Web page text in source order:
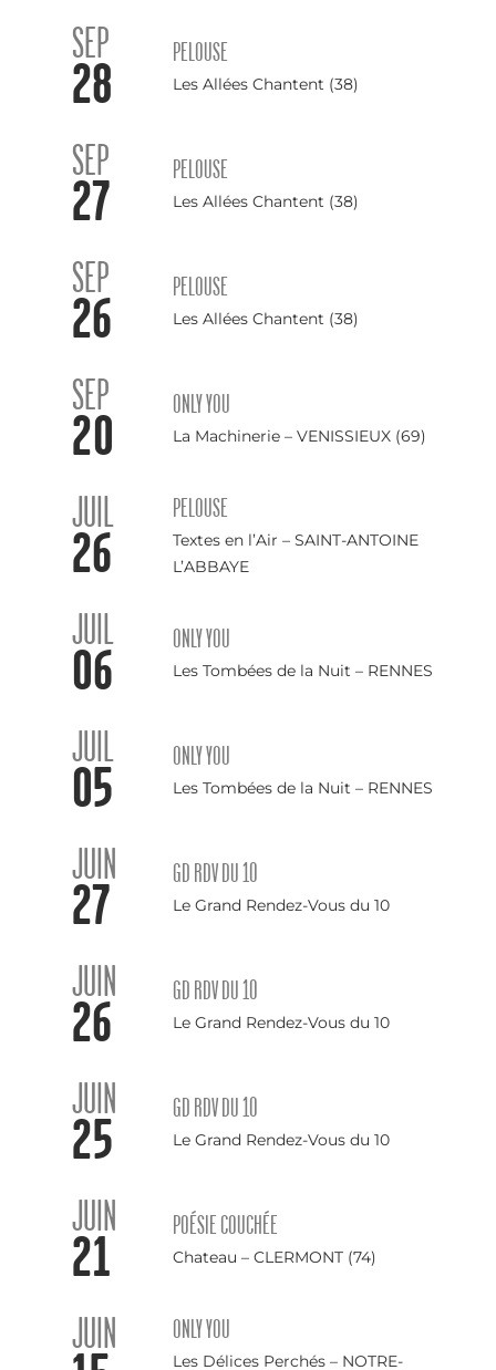
SEP
28 PELOUSE
Les Allées Chantent (38)
SEP
27 PELOUSE
Les Allées Chantent (38)
SEP
26 PELOUSE
Les Allées Chantent (38)
SEP
20 ONLY YOU
La Machinerie – VENISSIEUX (69)
JUIL
26
PELOUSE
Textes en l’Air – SAINT-ANTOINE
L’ABBAYE
JUIL
06 ONLY YOU
Les Tombées de la Nuit – RENNES
JUIL
05 ONLY YOU
Les Tombées de la Nuit – RENNES
JUIN
27 GD RDV DU 10
Le Grand Rendez-Vous du 10
JUIN
26 GD RDV DU 10
Le Grand Rendez-Vous du 10
JUIN
25 GD RDV DU 10
Le Grand Rendez-Vous du 10
JUIN
21 POÉSIE COUCHÉE
Chateau – CLERMONT (74)
JUIN ONLY YOU
Les Délices Perchés – NOTRE-